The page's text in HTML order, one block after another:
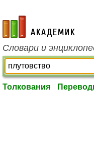
academic.ru
Словари и
Толкования